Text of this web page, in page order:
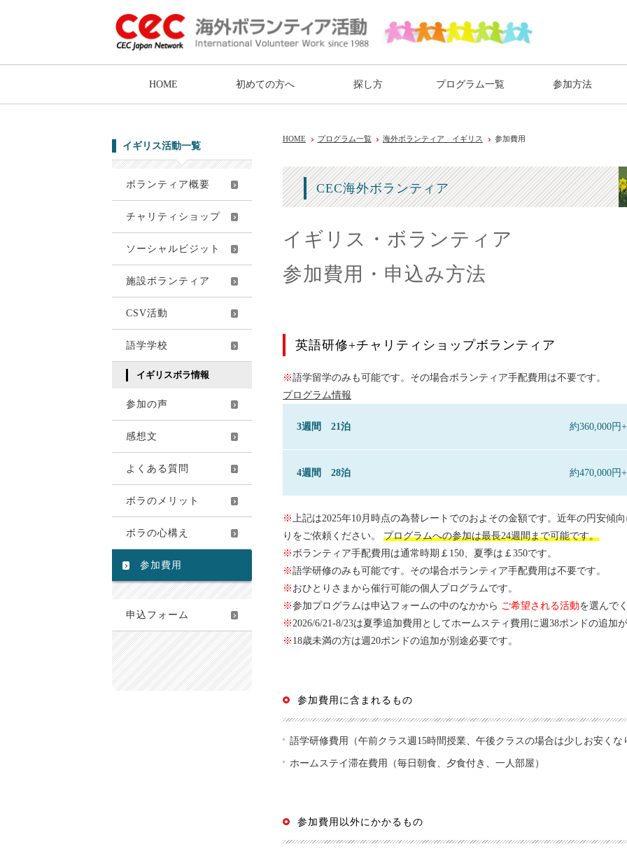
HOME 初めての方へ 探し方 プログラム一覧 参加方法
イギリス活動一覧
ボランティア概要
チャリティショップ
ソーシャルビジット
施設ボランティア
CSV活動
語学学校
イギリスボラ情報
参加の声
感想文
よくある質問
ボラのメリット
ボラの心構え
参加費用
申込フォーム
HOME プログラム一覧 海外ボランティア イギリス 参加費用
CEC海外ボランティア
イギリス・ボランティア
参加費用・申込み方法
英語研修+チャリティショップボランティア
※語学留学のみも可能です。その場合ボランティア手配費用は不要です。
プログラム情報
3週間 21泊 約360,000円
4週間 28泊 約470,000円
※上記は2025年10月時点の為替レートでのおよその金額です。近年の円安傾
りをご依頼ください。 プログラムへの参加は最長24週間まで可能です。
※ボランティア手配費用は通常時期￡150、夏季は￡350です。
※語学研修のみも可能です。その場合ボランティア手配費用は不要です。
※ おひとりさまから催行可能の個人プログラムです。
※参加プログラムは申込フォームの中のなかから ご希望される活動を選んで
※2026/6/21-8/23は夏季追加費用としてホームスティ費用に週38ポンドの追加
※ 18歳未満の方は週20ポンドの追加が別途必要です。
参加費用に含まれるもの
語学研修費用（午前クラス週15時間授業、午後クラスの場合は少しお安くな
ホームステイ滞在費用（毎日朝食、夕食付き、一人部屋）
参加費用以外にかかるもの